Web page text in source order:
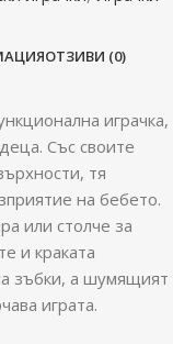
ОТЗИВИ (0)
играчка,
Със своите
тя
на бебето.
или столче за
и краката
зъбки, а шумящият
играта.